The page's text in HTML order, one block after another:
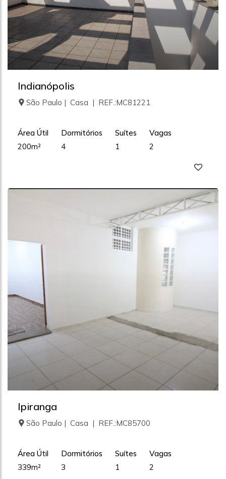
Indianópolis
São Paulo | Casa | REF.:MC81221
Área Útil
200m²
Dormitórios
4
Suítes
1
Vagas
2
Ipiranga
São Paulo | Casa | REF.:MC85700
Área Útil
339m²
Dormitórios
3
Suítes
1
Vagas
2